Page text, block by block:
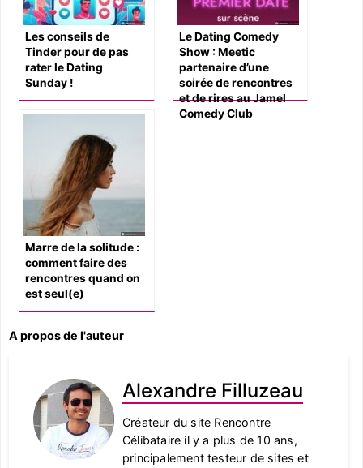
Les conseils de
Tinder pour de pas
rater le Dating
Sunday !
Le Dating Comedy
Show : Meetic
partenaire d’une
soirée de rencontres
et de rires au Jamel
Comedy Club
Marre de la solitude :
comment faire des
rencontres quand on
est seul(e)
A propos de l'auteur
Alexandre Filluzeau
Créateur du site Rencontre
Célibataire il y a plus de 10 ans,
principalement testeur de sites et